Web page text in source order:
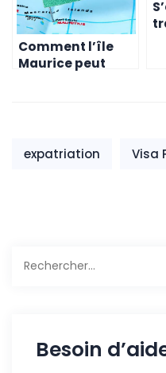
Comment l’île
Maurice peut
expatriation Visa
Besoin